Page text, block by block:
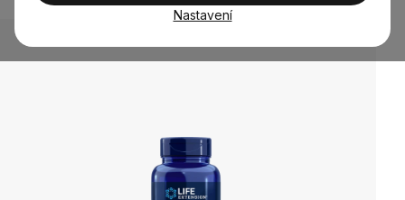
Nastaveníhodnocení
je